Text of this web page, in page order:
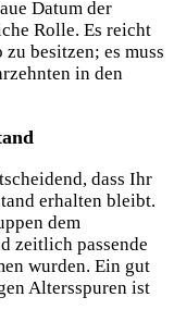
Datum der
Rolle. Es reicht
besitzen; es muss
in den
dass Ihr
erhalten bleibt.
dem
zeitlich passende
wurden. Ein gut
Altersspuren ist